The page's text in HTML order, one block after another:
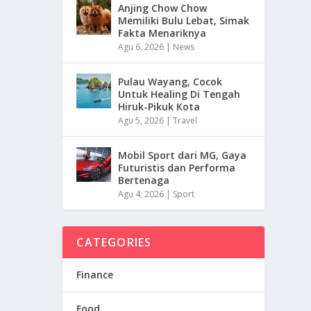
Anjing Chow Chow
Memiliki Bulu Lebat, Simak
Fakta Menariknya
Agu 6, 2026 | News
Pulau Wayang, Cocok
Untuk Healing Di Tengah
Hiruk-Pikuk Kota
Agu 5, 2026 |Travel
Mobil Sport dari MG, Gaya
Futuristis dan Performa
Bertenaga
Agu 4, 2026 | Sport
CATEGORIES
Finance